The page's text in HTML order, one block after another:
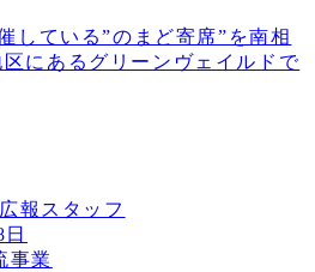
している”のまど寄席”を南相
にあるグリーンヴェイルドで
広報スタッフ
事業